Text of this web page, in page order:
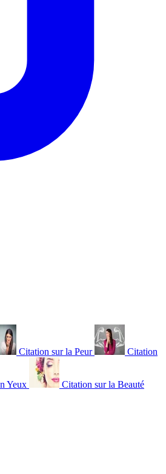
Citation sur la Peur Citation
Yeux Citation sur la Beauté